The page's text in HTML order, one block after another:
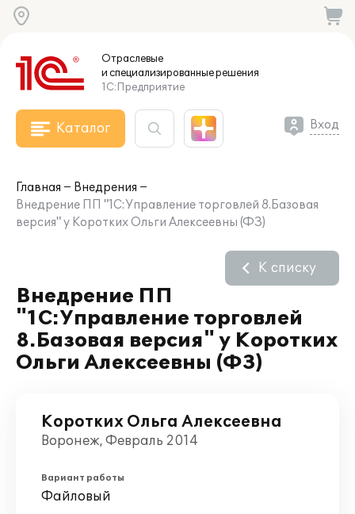
Отраслевые
и специализированныерешения
1С:Предприятие
Каталог Вход
Главная
Внедрения
Внедрение ПП "1С:Управление торговлей 8.Базовая
версия" у Коротких Ольги Алексеевны (ФЗ)
Внедрение ПП
"1С:Управление торговлей
8.Базовая версия" у Коротких
Ольги Алексеевны (ФЗ)
К списку
Коротких Ольга Алексеевна
Воронеж, Февраль 2014
Вариант работы
Файловый